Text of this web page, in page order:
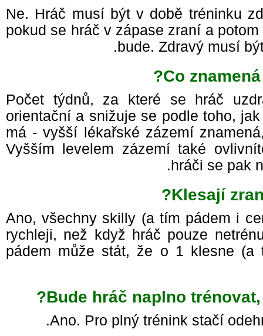
Ne. Hráč musí být v době tréninku
pokud se hráč v zápase zraní a
bude. Zdravý musí
Co
Počet týdnů, za které se hráč
orientační a snižuje se podle toho,
má - vyšší lékařské zázemí
Vyšším levelem zázemí také
hráči se pak
Klesají
Ano, všechny skilly (a tím pádem i
rychleji, než když hráč pouze
pádem může stát, že o 1 klesne
Bude hráč naplno
Ano. Pro plný trénink stačí